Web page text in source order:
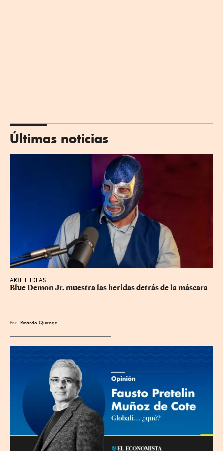
Últimas noticias
ARTE E IDEAS
Blue Demon Jr. muestra las heridas detrás de la máscara
Por Ricardo Quiroga